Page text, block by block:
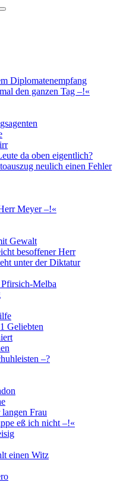
Diplomatenempfang
den ganzen Tag –!«
da oben eigentlich?
neulich einen Fehler
Meyer –!«
Gewalt
besoffener Herr
unter der Diktatur
Melba
Geliebten
–?
Frau
eß ich nicht –!«
einen Witz